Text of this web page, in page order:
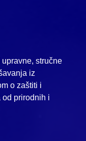
stručne
iz
o zaštiti i
prirodnih i